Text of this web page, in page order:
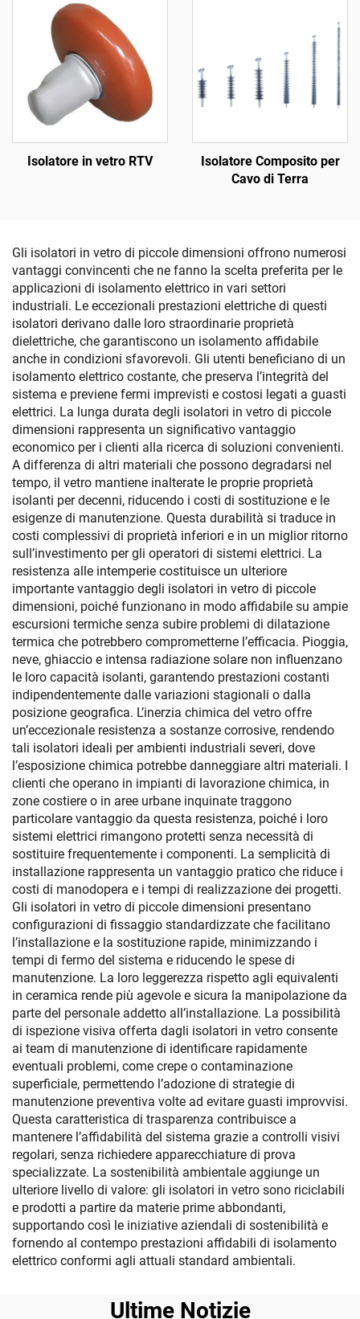
Isolatore in vetro RTV
Isolatore Composito per
Cavo di Terra
Gli isolatori in vetro di piccole dimensioni offrono numerosi
vantaggi convincenti che ne fanno la scelta preferita per le
applicazioni di isolamento elettrico in vari settori
industriali. Le eccezionali prestazioni elettriche di questi
isolatori derivano dalle loro straordinarie proprietà
dielettriche, che garantiscono un isolamento affidabile
anche in condizioni sfavorevoli. Gli utenti beneficiano di un
isolamento elettrico costante, che preserva l’integrità del
sistema e previene fermi imprevisti e costosi legati a guasti
elettrici. La lunga durata degli isolatori in vetro di piccole
dimensioni rappresenta un significativo vantaggio
economico per i clienti alla ricerca di soluzioni convenienti.
A differenza di altri materiali che possono degradarsi nel
tempo, il vetro mantiene inalterate le proprie proprietà
isolanti per decenni, riducendo i costi di sostituzione e le
esigenze di manutenzione. Questa durabilità si traduce in
costi complessivi di proprietà inferiori e in un miglior ritorno
sull’investimento per gli operatori di sistemi elettrici. La
resistenza alle intemperie costituisce un ulteriore
importante vantaggio degli isolatori in vetro di piccole
dimensioni, poiché funzionano in modo affidabile su ampie
escursioni termiche senza subire problemi di dilatazione
termica che potrebbero comprometterne l’efficacia. Pioggia,
neve, ghiaccio e intensa radiazione solare non influenzano
le loro capacità isolanti, garantendo prestazioni costanti
indipendentemente dalle variazioni stagionali o dalla
posizione geografica. L’inerzia chimica del vetro offre
un’eccezionale resistenza a sostanze corrosive, rendendo
tali isolatori ideali per ambienti industriali severi, dove
l’esposizione chimica potrebbe danneggiare altri materiali. I
clienti che operano in impianti di lavorazione chimica, in
zone costiere o in aree urbane inquinate traggono
particolare vantaggio da questa resistenza, poiché i loro
sistemi elettrici rimangono protetti senza necessità di
sostituire frequentemente i componenti. La semplicità di
installazione rappresenta un vantaggio pratico che riduce i
costi di manodopera e i tempi di realizzazione dei progetti.
Gli isolatori in vetro di piccole dimensioni presentano
configurazioni di fissaggio standardizzate che facilitano
l’installazione e la sostituzione rapide, minimizzando i
tempi di fermo del sistema e riducendo le spese di
manutenzione. La loro leggerezza rispetto agli equivalenti
in ceramica rende più agevole e sicura la manipolazione da
parte del personale addetto all’installazione. La possibilità
di ispezione visiva offerta dagli isolatori in vetro consente
ai team di manutenzione di identificare rapidamente
eventuali problemi, come crepe o contaminazione
superficiale, permettendo l’adozione di strategie di
manutenzione preventiva volte ad evitare guasti improvvisi.
Questa caratteristica di trasparenza contribuisce a
mantenere l’affidabilità del sistema grazie a controlli visivi
regolari, senza richiedere apparecchiature di prova
specializzate. La sostenibilità ambientale aggiunge un
ulteriore livello di valore: gli isolatori in vetro sono riciclabili
e prodotti a partire da materie prime abbondanti,
supportando così le iniziative aziendali di sostenibilità e
fornendo al contempo prestazioni affidabili di isolamento
elettrico conformi agli attuali standard ambientali.
Ultime Notizie